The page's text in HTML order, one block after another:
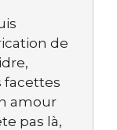
de
facettes
amour
pas là,